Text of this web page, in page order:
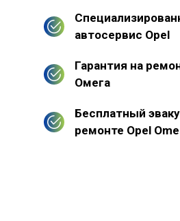
автосервис Opel
Гарантия на
Омега
Бесплатный
ремонте Opel